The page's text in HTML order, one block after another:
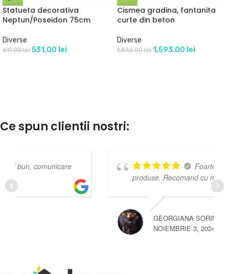
Statueta decorativa
Neptun/Poseidon 75cm
Diverse
611.00lei 531.00 lei
Cismea gradina, fantanita
curte din beton
Diverse
1,832.00lei 1,593.00 lei
Ce spun clientii nostri:
Foarte mulțumit de
produse. Recomand cu mare drag!
GEORGIANA SORINA CEACARU
NOIEMBRIE 3, 2024